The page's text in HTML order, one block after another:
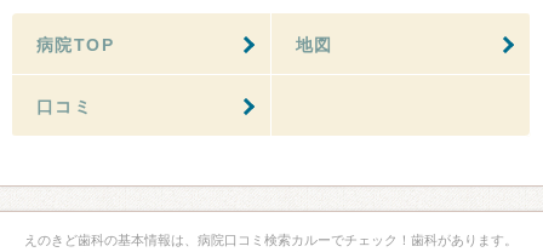
病院TOP 地図
口コミ
えのきど歯科の基本情報は、病院口コミ検索カルーでチェック！歯科があります。